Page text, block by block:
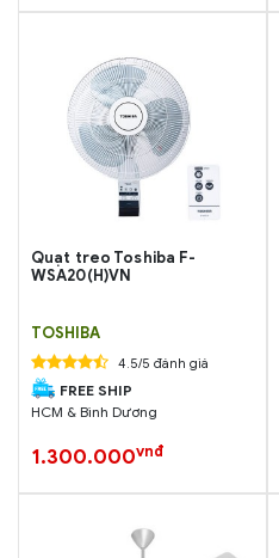
Quạt treo Toshiba F-
WSA20(H)VN
TOSHIBA
4.5/5 đánh giá
FREE SHIP
HCM & Bình Dương
1.300.000vnđ